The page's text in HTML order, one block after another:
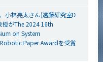
小林亮太さん(遠藤研究室D
授がThe 2024 16th
on System
Paper Awardを受賞